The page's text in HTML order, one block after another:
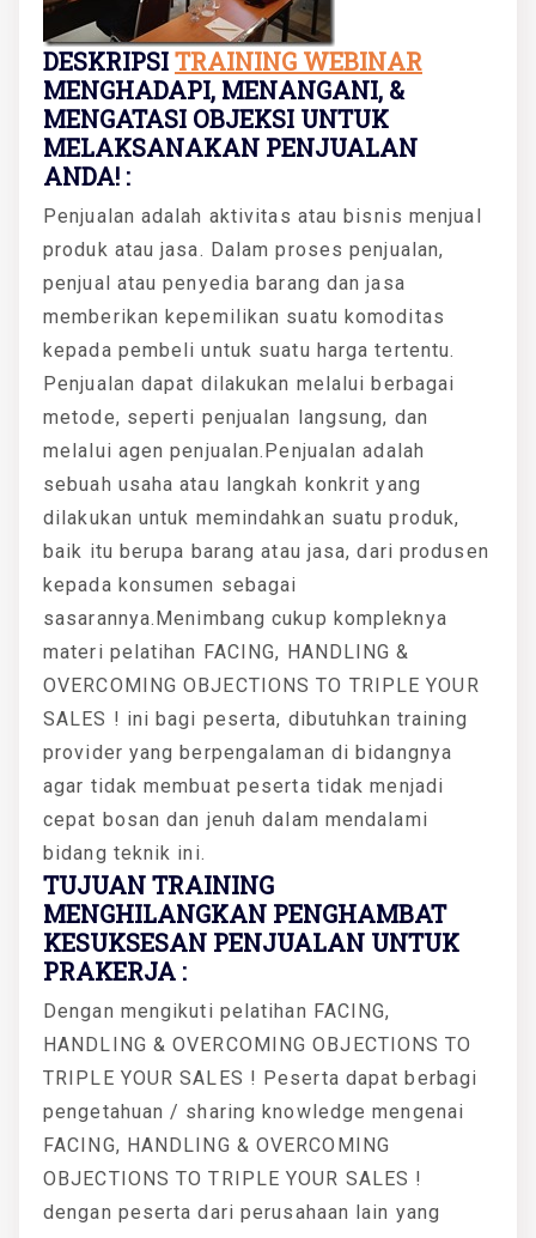
DESKRIPSITRAINING WEBINAR
MENGHADAPI, MENANGANI, &
MENGATASI OBJEKSI UNTUK
MELAKSANAKAN PENJUALAN
ANDA! :
Penjualan adalah aktivitas atau bisnis menjual
produk atau jasa. Dalam proses penjualan,
penjual atau penyedia barang dan jasa
memberikan kepemilikan suatu komoditas
kepada pembeli untuk suatu harga tertentu.
Penjualan dapat dilakukan melalui berbagai
metode, seperti penjualan langsung, dan
melalui agen penjualan.Penjualan adalah
sebuah usaha atau langkah konkrit yang
dilakukan untuk memindahkan suatu produk,
baik itu berupa barang atau jasa, dari produsen
kepada konsumen sebagai
sasarannya.Menimbang cukup kompleknya
materi pelatihan FACING, HANDLING &
OVERCOMING OBJECTIONS TO TRIPLE YOUR
SALES ! ini bagi peserta, dibutuhkan training
provider yang berpengalaman di bidangnya
agar tidak membuat peserta tidak menjadi
cepat bosan dan jenuh dalam mendalami
bidang teknik ini.
TUJUAN TRAINING
MENGHILANGKAN PENGHAMBAT
KESUKSESAN PENJUALAN UNTUK
PRAKERJA :
Dengan mengikuti pelatihan FACING,
HANDLING & OVERCOMING OBJECTIONS TO
TRIPLE YOUR SALES ! Peserta dapat berbagi
pengetahuan / sharing knowledge mengenai
FACING, HANDLING & OVERCOMING
OBJECTIONS TO TRIPLE YOUR SALES !
dengan peserta dari perusahaan lain yang